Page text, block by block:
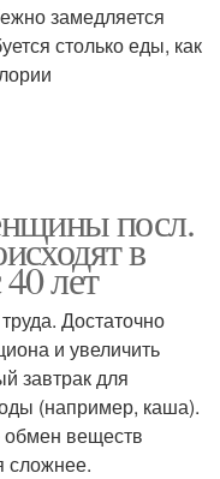
замедляется
столько еды, как
посл.
в
лет
Достаточно
и увеличить
завтрак для
(например, каша).
обмен веществ
сложнее.